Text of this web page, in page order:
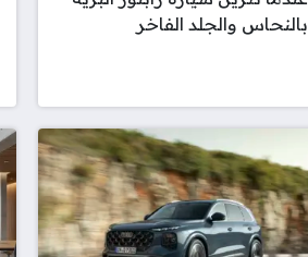
بالنحاس والجلد الفاخر